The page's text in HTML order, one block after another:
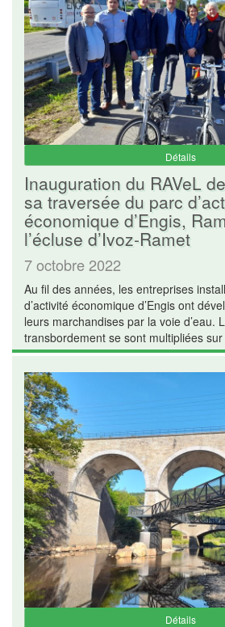
Détails
Inauguration du RAVeL
sa traversée du parc
économique d’Engis,
l’écluse d’Ivoz-Ramet
7 octobre 2022
Au fil des années, les entreprises
d’activité économique d’Engis ont
leurs marchandises par la voie d’eau.
transbordement se sont multipliées sur
Détails